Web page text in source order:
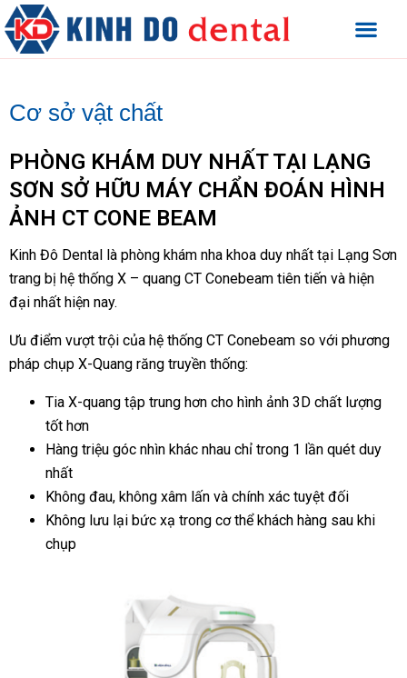
Cơ sở vật chất
PHÒNG KHÁM DUY NHẤT TẠI LẠNG
SƠN SỞ HỮU MÁY CHẨN ĐOÁN HÌNH
ẢNH CT CONE BEAM
Kinh Đô Dental là phòng khám nha khoa duy nhất tại Lạng Sơn
trang bị hệ thống X – quang CT Conebeam tiên tiến và hiện
đại nhất hiện nay.
Ưu điểm vượt trội của hệ thống CT Conebeam so với phương
pháp chụp X-Quang răng truyền thống:
Tia X-quang tập trung hơn cho hình ảnh 3D chất lượng
tốt hơn
Hàng triệu góc nhìn khác nhau chỉ trong 1 lần quét duy
nhất
Không đau, không xâm lấn và chính xác tuyệt đối
Không lưu lại bức xạ trong cơ thể khách hàng sau khi
chụp